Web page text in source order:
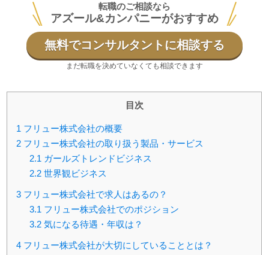
転職のご相談なら
アズール&カンパニーがおすすめ
無料でコンサルタントに相談する
まだ転職を決めていなくても相談できます
目次
1 フリュー株式会社の概要
2 フリュー株式会社の取り扱う製品・サービス
2.1 ガールズトレンドビジネス
2.2 世界観ビジネス
3 フリュー株式会社で求人はあるの？
3.1 フリュー株式会社でのポジション
3.2 気になる待遇・年収は？
4 フリュー株式会社が大切にしていることとは？